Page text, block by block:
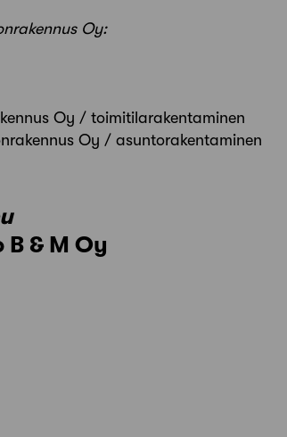
Oy:
Oy / toimitilarakentaminen
Oy / asuntorakentaminen
& M Oy